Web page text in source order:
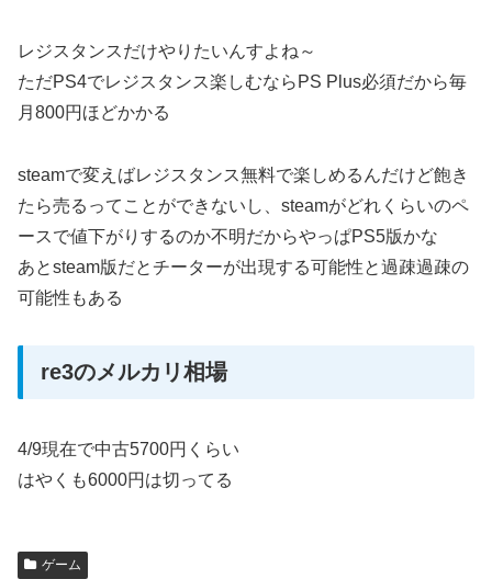
レジスタンスだけやりたいんすよね～
ただPS4でレジスタンス楽しむならPS Plus必須だから毎
月800円ほどかかる
steamで変えばレジスタンス無料で楽しめるんだけど飽き
たら売るってことができないし、steamがどれくらいのペ
ースで値下がりするのか不明だからやっぱPS5版かな
あとsteam版だとチーターが出現する可能性と過疎過疎の
可能性もある
re3のメルカリ相場
4/9現在で中古5700円くらい
はやくも6000円は切ってる
ゲーム